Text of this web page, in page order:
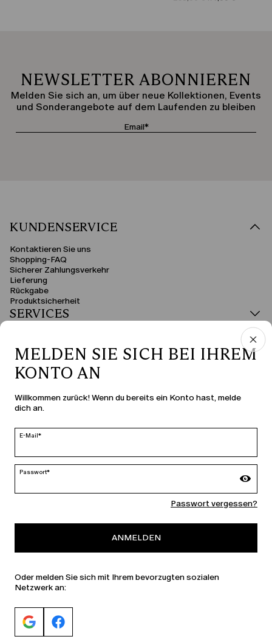
NEWSLETTER ABONNIEREN
Melden Sie sich an, um über neue Kollektionen, Events
und Sonderangebote auf dem Laufenden zu bleiben
KUNDENSERVICE
Kontaktieren Sie uns
Shopping-FAQ
Sicherer Zahlungsverkehr
Lieferung
Rückgabe
Produktsicherheit
SERVICES
LAND UND SPRACHE
ändern
MELDEN SIE SICH BEI IHREM
KONTO AN
Willkommen zurück! Wenn du bereits ein Konto hast, melde
dich an.
E-Mail*
Passwort*
Passwort vergessen?
ANMELDEN
Oder melden Sie sich mit Ihrem bevorzugten sozialen
Netzwerk an: